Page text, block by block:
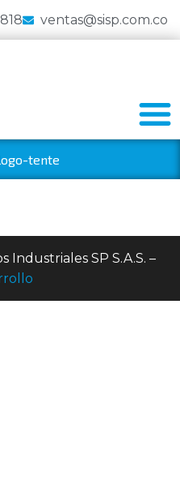
ventas@sisp.com.co
tente
Industriales SP S.A.S. –